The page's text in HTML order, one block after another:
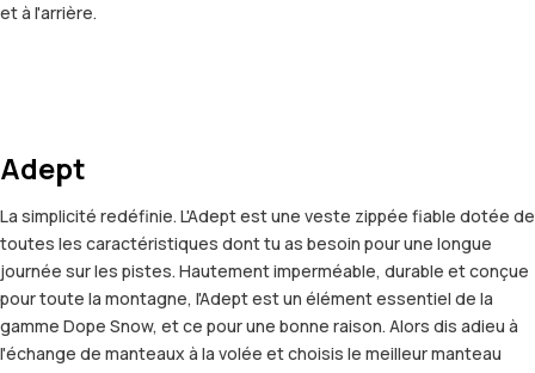
et à l'arrière.
Adept
La simplicité redéfinie. L'Adept est une veste zippée fiable dotée de
toutes les caractéristiques dont tu as besoin pour une longue
journée sur les pistes. Hautement imperméable, durable et conçue
pour toute la montagne, l'Adept est un élément essentiel de la
gamme Dope Snow, et ce pour une bonne raison. Alors dis adieu à
l'échange de manteaux à la volée et choisis le meilleur manteau